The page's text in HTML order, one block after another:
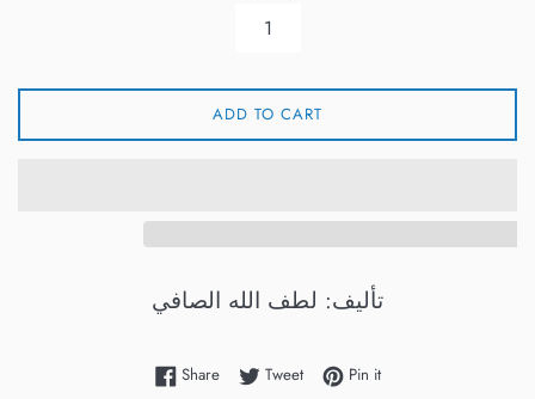
ADD TO CART
تأليف: لطف الله الصافي
ShareShare on Facebook
TweetTweet on Twitter
Pin itPin on Pinterest